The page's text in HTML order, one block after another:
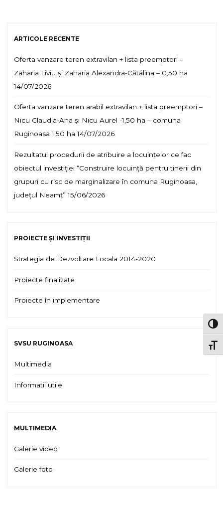
ARTICOLE RECENTE
Oferta vanzare teren extravilan + lista preemptori –
Zaharia Liviu și Zaharia Alexandra-Cătălina – 0,50 ha
14/07/2026
Oferta vanzare teren arabil extravilan + lista preemptori –
Nicu Claudia-Ana și Nicu Aurel -1,50 ha – comuna
Ruginoasa 1,50 ha 14/07/2026
Rezultatul procedurii de atribuire a locuințelor ce fac
obiectul investiției “Construire locuință pentru tinerii din
grupuri cu risc de marginalizare în comuna Ruginoasa,
județul Neamț” 15/06/2026
PROIECTE ȘI INVESTIȚII
Strategia de Dezvoltare Locala 2014-2020
Proiecte finalizate
Proiecte în implementare
SVSU RUGINOASA
Multimedia
Informatii utile
MULTIMEDIA
Galerie video
Galerie foto